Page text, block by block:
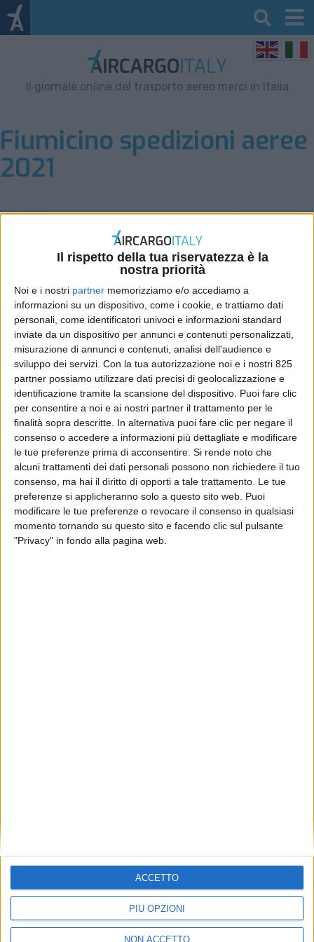
Il rispetto della tua riservatezza è la
nostra priorità
Noi e i nostri partner memorizziamo e/o accediamo a
informazioni su un dispositivo, come i cookie, e trattiamo dati
personali, come identificatori univoci e informazioni standard
inviate da un dispositivo per annunci e contenuti personalizzati,
misurazione di annunci e contenuti, analisi dell'audience e
sviluppo dei servizi. Con la tua autorizzazione noi e i nostri 825
partner possiamo utilizzare dati precisi di geolocalizzazione e
identificazione tramite la scansione del dispositivo. Puoi fare clic
per consentire a noi e ai nostri partner il trattamento per le
finalità sopra descritte. In alternativa puoi fare clic per negare il
consenso o accedere a informazioni più dettagliate e modificare
le tue preferenze prima di acconsentire. Si rende noto che
alcuni trattamenti dei dati personali possono non richiedere il tuo
consenso, ma hai il diritto di opporti a tale trattamento. Le tue
preferenze si applicheranno solo a questo sito web. Puoi
modificare le tue preferenze o revocare il consenso in qualsiasi
momento tornando su questo sito e facendo clic sul pulsante
"Privacy" in fondo alla pagina web.
PIÙ OPZIONI
NON ACCETTO
ACCETTO
Il giornale online del trasporto aereo merci in Italia
Fiumicino spedizioni aeree
2021
Malpensa a quasi 750mila
tonnellate, Fiumicino a
95mila: il 2021 degli scali
italiani
ITALIA 27 GENNAIO 2022